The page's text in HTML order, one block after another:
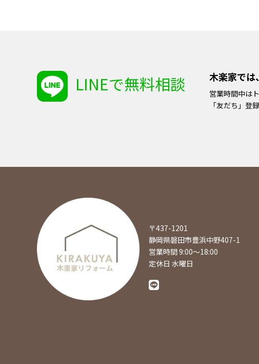
LINEで無料相談 木楽家では
営業時間中は
「友だち」登
〒437-1201
静岡県磐田市豊浜中野407-1
営業時間 9:00～18:00
定休日 水曜日